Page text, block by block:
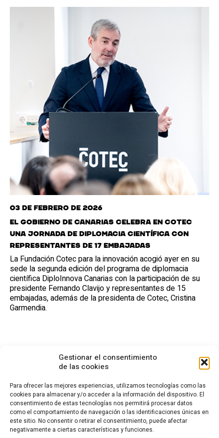
Gestionar el consentimiento
de las cookies
Para ofrecer las mejores experiencias, utilizamos tecnologías como las
cookies para almacenar y/o acceder a la información del dispositivo. El
consentimiento de estas tecnologías nos permitirá procesar datos
como el comportamiento de navegación o las identificaciones únicas en
este sitio. No consentir o retirar el consentimiento, puede afectar
negativamente a ciertas características y funciones.
03 de febrero de 2026
El Gobierno de Canarias celebra en Cotec
una jornada de diplomacia científica con
representantes de 17 embajadas
La Fundación Cotec para la innovación acogió ayer en su
sede la segunda edición del programa de diplomacia
científica DiploInnova Canarias con la participación de su
presidente Fernando Clavijo y representantes de 15
embajadas, además de la presidenta de Cotec, Cristina
Garmendia.
CONTACTO
Calle Cea Bermúdez, 3
28003 - Madrid. España